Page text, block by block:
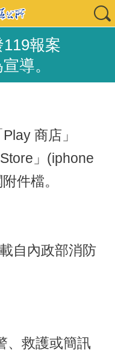
報案
導。
商店」
」(iphone
件檔。
自內政部消防
、救護或簡訊